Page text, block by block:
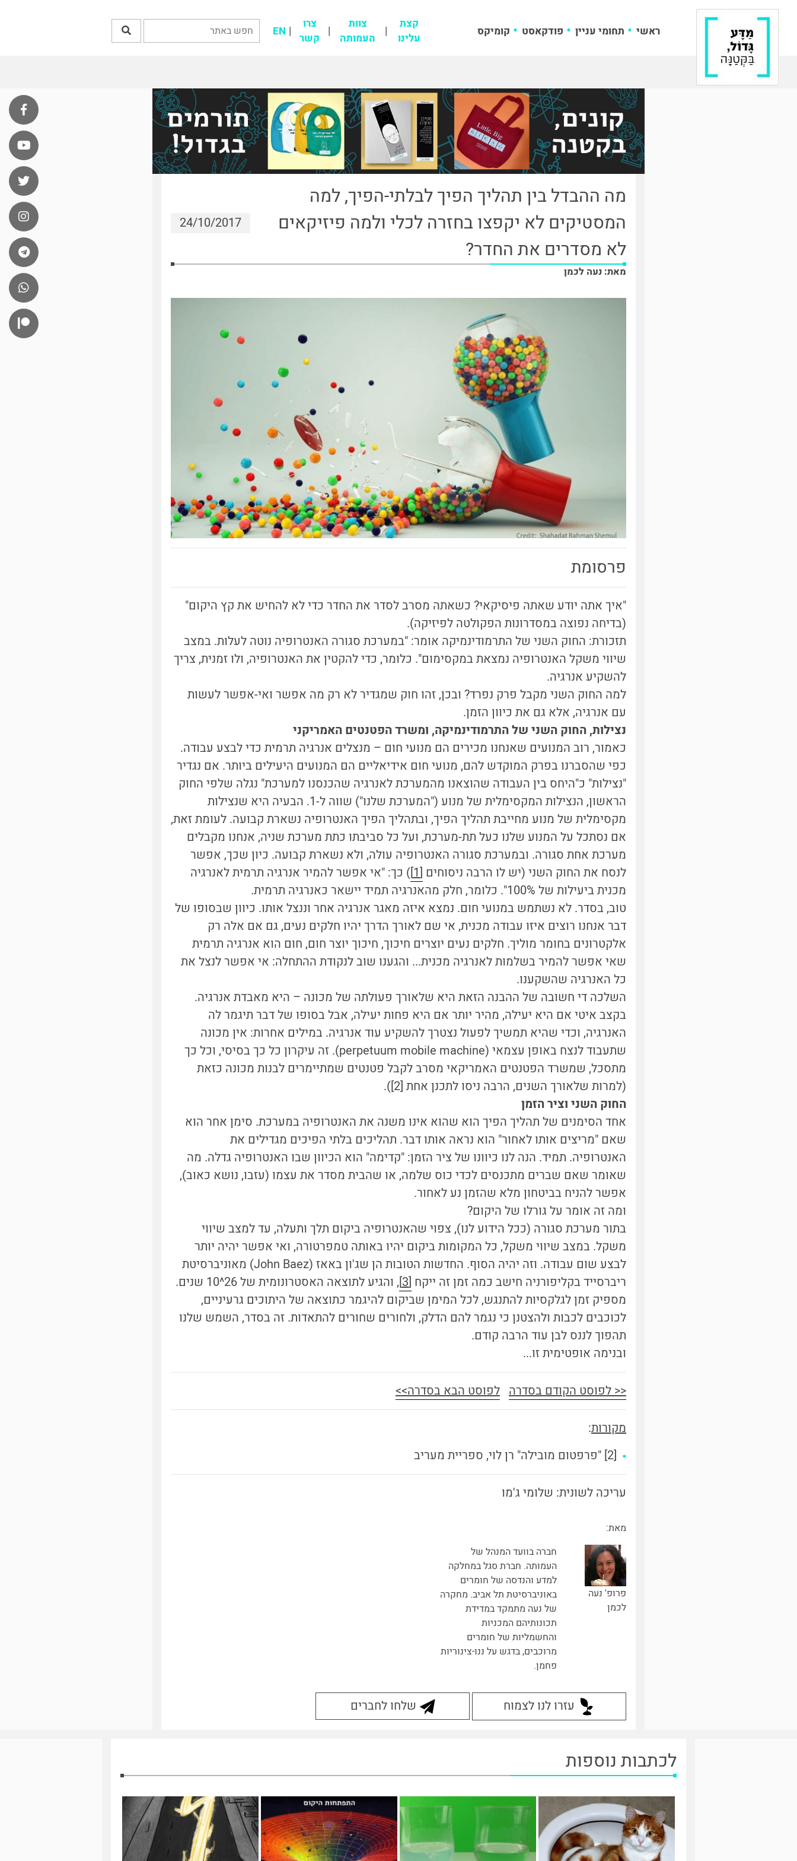
ראשי תחומי עניין פודקאסט קומיקס
קצת
עלינו
צוות
העמותה
צרו
קשר
EN
מה ההבדל בין תהליך הפיך לבלתי-הפיך, למה
המסטיקים לא יקפצו בחזרה לכלי ולמה פיזיקאים
לא מסדרים את החדר?
24/10/2017
מאת: נעה לכמן
פרסומת
"איך אתה יודע שאתה פיסיקאי? כשאתה מסרב לסדר את החדר כדי לא להחיש את קץ היקום"
(בדיחה נפוצה במסדרונות הפקולטה לפיזיקה).
תזכורת: החוק השני של התרמודינמיקה אומר: "במערכת סגורה האנטרופיה נוטה לעלות. במצב
שיווי משקל האנטרופיה נמצאת במקסימום". כלומר, כדי להקטין את האנטרופיה, ולו זמנית, צריך
להשקיע אנרגיה.
למה החוק השני מקבל פרק נפרד? ובכן, זהו חוק שמגדיר לא רק מה אפשר ואי-אפשר לעשות
עם אנרגיה, אלא גם את כיוון הזמן.
נצילות, החוק השני של התרמודינמיקה, ומשרד הפטנטים האמריקני
כאמור, רוב המנועים שאנחנו מכירים הם מנועי חום – מנצלים אנרגיה תרמית כדי לבצע עבודה.
כפי שהסברנו בפרק המוקדש להם, מנועי חום אידיאליים הם המנועים היעילים ביותר. אם נגדיר
"נצילות" כ"היחס בין העבודה שהוצאנו מהמערכת לאנרגיה שהכנסנו למערכת" נגלה שלפי החוק
הראשון, הנצילות המקסימלית של מנוע ("המערכת שלנו") שווה ל-1. הבעיה היא שנצילות
מקסימלית של מנוע מחייבת תהליך הפיך, ובתהליך הפיך האנטרופיה נשארת קבועה. לעומת זאת,
אם נסתכל על המנוע שלנו כעל תת-מערכת, ועל כל סביבתו כתת מערכת שניה, אנחנו מקבלים
מערכת אחת סגורה. ובמערכת סגורה האנטרופיה עולה, ולא נשארת קבועה. כיון שכך, אפשר
לנסח את החוק השני (יש לו הרבה ניסוחים [1] ) כך: "אי אפשר להמיר אנרגיה תרמית לאנרגיה
מכנית ביעילות של 100%". כלומר, חלק מהאנרגיה תמיד יישאר כאנרגיה תרמית.
טוב, בסדר. לא נשתמש במנועי חום. נמצא איזה מאגר אנרגיה אחר וננצל אותו. כיוון שבסופו של
דבר אנחנו רוצים איזו עבודה מכנית, אי שם לאורך הדרך יהיו חלקים נעים, גם אם אלה רק
אלקטרונים בחומר מוליך. חלקים נעים יוצרים חיכוך, חיכוך יוצר חום, חום הוא אנרגיה תרמית
שאי אפשר להמיר בשלמות לאנרגיה מכנית... והגענו שוב לנקודת ההתחלה: אי אפשר לנצל את
כל האנרגיה שהשקענו.
השלכה די חשובה של ההבנה הזאת היא שלאורך פעולתה של מכונה – היא מאבדת אנרגיה.
בקצב איטי אם היא יעילה, מהיר יותר אם היא פחות יעילה, אבל בסופו של דבר תיגמר לה
האנרגיה, וכדי שהיא תמשיך לפעול נצטרך להשקיע עוד אנרגיה. במילים אחרות: אין מכונה
שתעבוד לנצח באופן עצמאי (perpetuum mobile machine). זה עיקרון כל כך בסיסי, וכל כך
מתסכל, שמשרד הפטנטים האמריקאי מסרב לקבל פטנטים שמתיימרים לבנות מכונה כזאת
(למרות שלאורך השנים, הרבה ניסו לתכנן אחת [2]).
החוק השני וציר הזמן
אחד הסימנים של תהליך הפיך הוא שהוא אינו משנה את האנטרופיה במערכת. סימן אחר הוא
שאם "מריצים אותו לאחור" הוא נראה אותו דבר. תהליכים בלתי הפיכים מגדילים את
האנטרופיה. תמיד. הנה לנו כיוונו של ציר הזמן: "קדימה" הוא הכיוון שבו האנטרופיה גדלה. מה
שאומר שאם שברים מתכנסים לכדי כוס שלמה, או שהבית מסדר את עצמו (עזבו, נושא כאוב),
אפשר להניח בביטחון מלא שהזמן נע לאחור.
ומה זה אומר על גורלו של היקום?
בתור מערכת סגורה (ככל הידוע לנו), צפוי שהאנטרופיה ביקום תלך ותעלה, עד למצב שיווי
משקל. במצב שיווי משקל, כל המקומות ביקום יהיו באותה טמפרטורה, ואי אפשר יהיה יותר
לבצע שום עבודה. וזה יהיה הסוף. החדשות הטובות הן שג'ון באאז (John Baez) מאוניברסיטת
ריברסייד בקליפורניה חישב כמה זמן זה ייקח [3]
, והגיע לתוצאה האסטרונומית של 26^10 שנים.
מספיק זמן לגלקסיות להתנגש, לכל המימן שביקום להיגמר כתוצאה של היתוכים גרעיניים,
לכוכבים לכבות ולהצטנן כי נגמר להם הדלק, ולחורים שחורים להתאדות. זה בסדר, השמש שלנו
תהפוך לננס לבן עוד הרבה קודם.
ובנימה אופטימית זו...
<< לפוסט הקודם בסדרה לפוסט הבא בסדרה>>
מקורות:
[2] "פרפטום מובילה" רן לוי, ספריית מעריב
עריכה לשונית: שלומי ג'מו
מאת:
פרופ' נעה
לכמן
חברה בוועד המנהל של
העמותה. חברת סגל במחלקה
למדע והנדסה של חומרים
באוניברסיטת תל אביב. מחקרה
של נעה מתמקד במדידת
תכונותיהם המכניות
והחשמליות של חומרים
מרוכבים, בדגש על ננו-צינוריות
פחמן.
עזרו לנו לצמוח שלחו לחברים
לכתבות נוספות